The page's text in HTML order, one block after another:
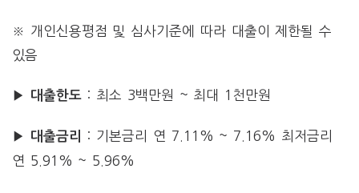
※ 개인신용평점 및 심사기준에 따라 대출이 제한될 수
있음
▶ 대출한도: 최소 3백만원 ~ 최대 1천만원
▶ 대출금리
: 기본금리 연 7.11% ~ 7.16% 최저금리
연 5.91% ~ 5.96%